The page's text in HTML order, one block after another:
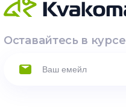
Оставайтесь в курсе